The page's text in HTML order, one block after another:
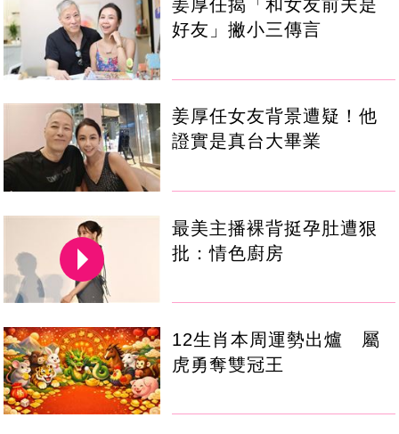
姜厚任揭「和女友前夫是
好友」撇小三傳言
姜厚任女友背景遭疑！他
證實是真台大畢業
最美主播裸背挺孕肚遭狠
批：情色廚房
12生肖本周運勢出爐 屬
虎勇奪雙冠王